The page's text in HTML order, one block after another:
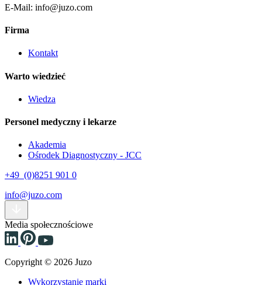
E-Mail: info@juzo.com
Firma
Kontakt
Warto wiedzieć
Wiedza
Personel medyczny i lekarze
Akademia
Ośrodek Diagnostyczny - JCC
+49 (0)8251 901 0
info@juzo.com
Media społecznościowe
Copyright © 2026 Juzo
Wykorzystanie marki